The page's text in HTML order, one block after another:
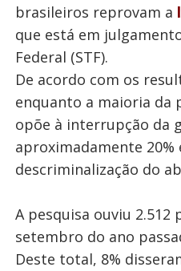
brasileiros reprovam a
que está em
Federal (STF).
De acordo com os
enquanto a maioria da
opõe à interrupção da
aproximadamente 20%
descriminalização do
A pesquisa ouviu 2.512
setembro do ano
Deste total, 8%